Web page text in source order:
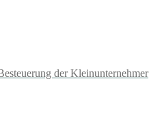
der Kleinunternehmer